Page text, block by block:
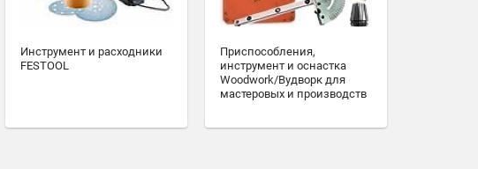
Инструмент и расходники
FESTOOL
Приспособления,
инструмент и оснастка
Woodwork/Вудворк для
мастеровых и производств